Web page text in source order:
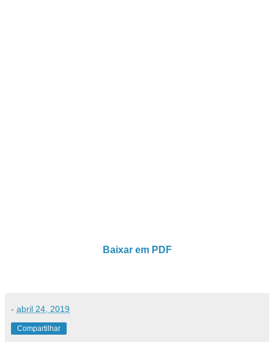
Baixar em PDF
- abril 24, 2019
Compartilhar